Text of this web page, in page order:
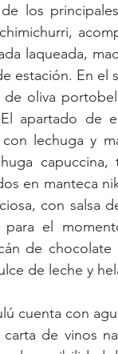
de los
laqueada,
estación. En el
oliva
apartado de
lechuga y
en manteca
con salsa
para el
de
de leche y
cuenta con
de vinos